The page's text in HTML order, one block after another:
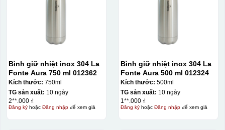
Bình giữ nhiệt inox 304 La
Fonte Aura 750 ml 012362
Kích thước: 750ml
TG sản xuất: 10 ngày
2**.000 ₫
Đăng kýhoặc Đăng nhậpđể xem giá
Bình giữ nhiệt inox 304 La
Fonte Aura 500 ml 012324
Kích thước: 500ml
TG sản xuất: 10 ngày
1**.000 ₫
Đăng kýhoặc Đăng nhậpđể xem giá